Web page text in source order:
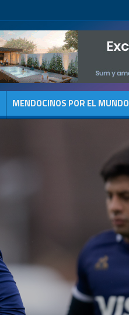
MENDOCINOS POR EL MUNDO